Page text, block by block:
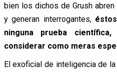
bien los dichos de Grush
y generan interrogantes,éstos
ninguna prueba
considerar como meras
El exoficial de inteligencia de